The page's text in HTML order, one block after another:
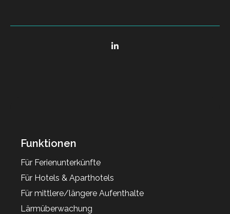
Funktionen
Für Ferienunterkünfte
Für Hotels & Aparthotels
Für mittlere/längere Aufenthalte
Lärmüberwachung